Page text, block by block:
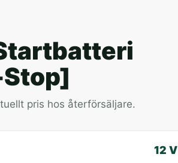
pris hos återförsäljare.
12 V